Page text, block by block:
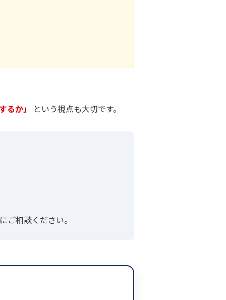
るか」 という視点も大切です。
ご相談ください。